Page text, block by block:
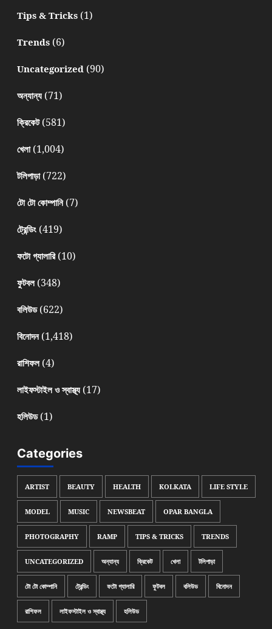
Tips & Tricks(1)
Trends(6)
Uncategorized(90)
অন্যান্য(71)
ক্রিকেট(581)
খেলা(1,004)
টলিপাড়া(722)
টো টো কোম্পানি(7)
ট্রেন্ডিং(419)
ফটো গ্যালারি(10)
ফুটবল(348)
বলিউড(622)
বিনোদন(1,418)
রাশিফল(4)
লাইফস্টাইল ও স্বাস্থ্য(17)
হলিউড(1)
Categories
ARTIST BEAUTY HEALTH KOLKATA LIFE STYLE
MODEL MUSIC NEWSBEAT OPAR BANGLA
PHOTOGRAPHY RAMP TIPS & TRICKS TRENDS
UNCATEGORIZED অন্যান্য ক্রিকেট খেলা টলিপাড়া
টো টো কোম্পানি ট্রেন্ডিং ফটো গ্যালারি ফুটবল বলিউড বিনোদন
রাশিফল লাইফস্টাইল ও স্বাস্থ্য হলিউড